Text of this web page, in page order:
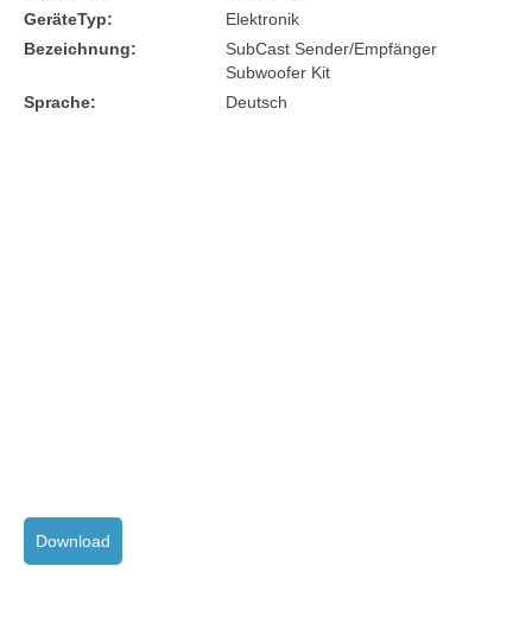
GeräteTyp:
Elektronik
Bezeichnung:
SubCast Sender/Empfänger
Subwoofer Kit
Sprache:
Deutsch
Download